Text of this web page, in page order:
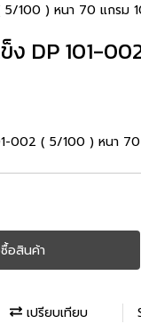
100 ) หนา 70 แกรม
DP 101-
002 ( 5/100 ) หนา
อสินค้า
เปรียบเทียบ